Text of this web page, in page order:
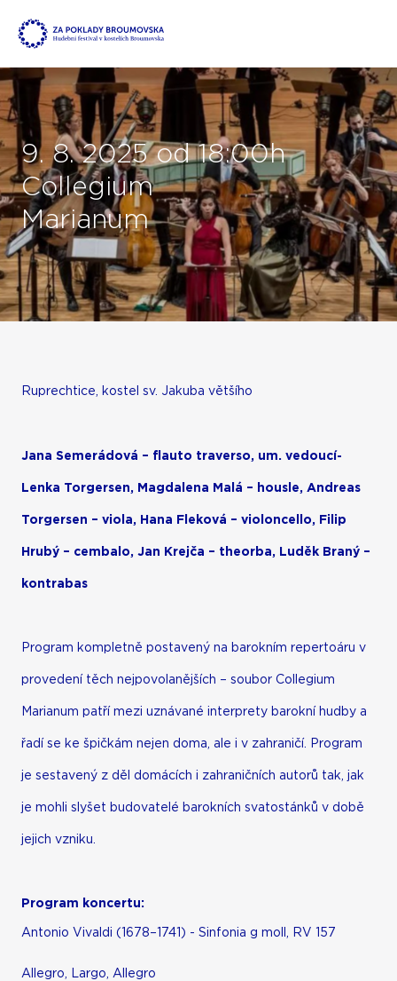
9. 8. 2025 od 18:00h
Collegium
Marianum
Ruprechtice, kostel sv. Jakuba většího
Jana Semerádová – flauto traverso, um. vedoucí-
Lenka Torgersen, Magdalena Malá – housle, Andreas
Torgersen – viola, Hana Fleková – violoncello, Filip
Hrubý – cembalo, Jan Krejča – theorba, Luděk Braný –
kontrabas
Program kompletně postavený na barokním repertoáru v
provedení těch nejpovolanějších – soubor Collegium
Marianum patří mezi uznávané interprety barokní hudby a
řadí se ke špičkám nejen doma, ale i v zahraničí. Program
je sestavený z děl domácích i zahraničních autorů tak, jak
je mohli slyšet budovatelé barokních svatostánků v době
jejich vzniku.
Program koncertu:
Antonio Vivaldi (1678–1741) - Sinfonia g moll, RV 157
Allegro, Largo, Allegro